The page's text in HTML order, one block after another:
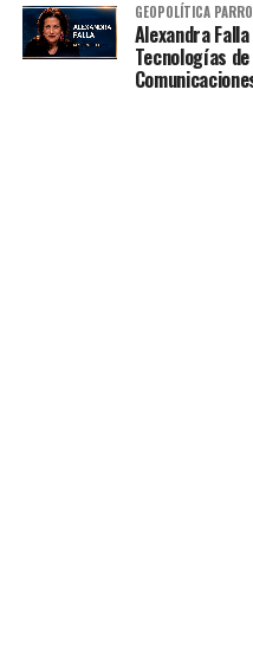
GEOPOLÍTICA
Alexandra
Tecnologías